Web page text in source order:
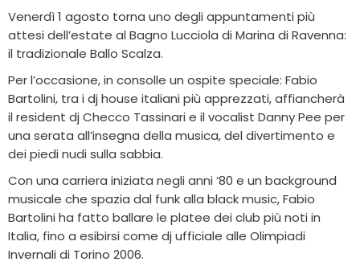
Venerdì 1 agosto torna uno degli appuntamenti più
attesi dell’estate al Bagno Lucciola di Marina di Ravenna:
il tradizionale Ballo Scalza.
Per l’occasione, in consolle un ospite speciale: Fabio
Bartolini, tra i dj house italiani più apprezzati, affiancherà
il resident dj Checco Tassinari e il vocalist Danny Pee per
una serata all’insegna della musica, del divertimento e
dei piedi nudi sulla sabbia.
Con una carriera iniziata negli anni ’80 e un background
musicale che spazia dal funk alla black music, Fabio
Bartolini ha fatto ballare le platee dei club più noti in
Italia, fino a esibirsi come dj ufficiale alle Olimpiadi
Invernali di Torino 2006.